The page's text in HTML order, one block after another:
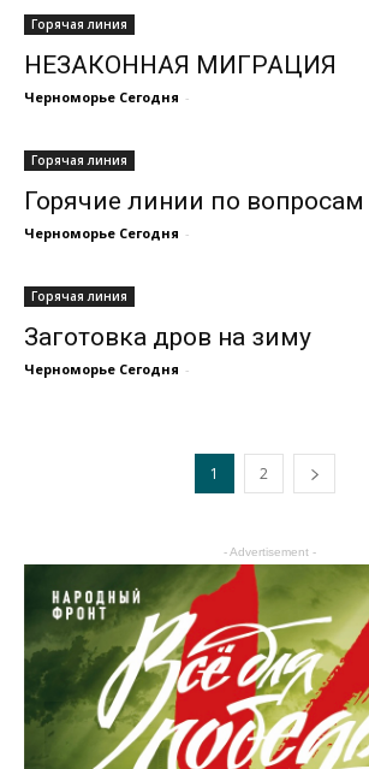
Горячая линия
НЕЗАКОННАЯ МИГРАЦИЯ
Черноморье Сегодня -
Горячая линия
Горячие линии по
Черноморье Сегодня -
Горячая линия
Заготовка дров на зиму
Черноморье Сегодня -
1 2
- Advertisement -